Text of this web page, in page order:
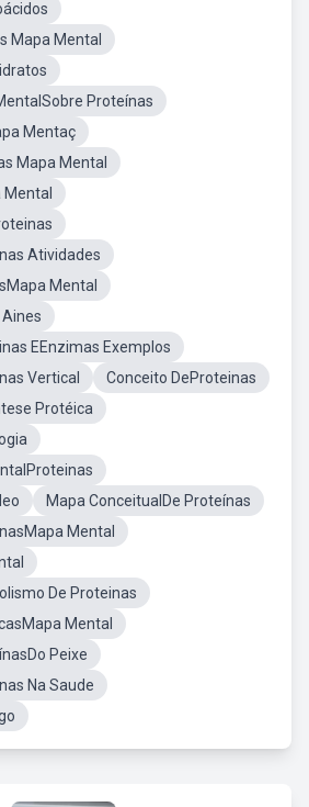
Mapa Mental
Proteínas
Mentaç
Mapa Mental
Atividades
Mental
EEnzimas Exemplos
Vertical
Conceito DeProteinas
Protéica
Mapa ConceitualDe Proteínas
Mental
De Proteinas
Mental
Peixe
Na Saude